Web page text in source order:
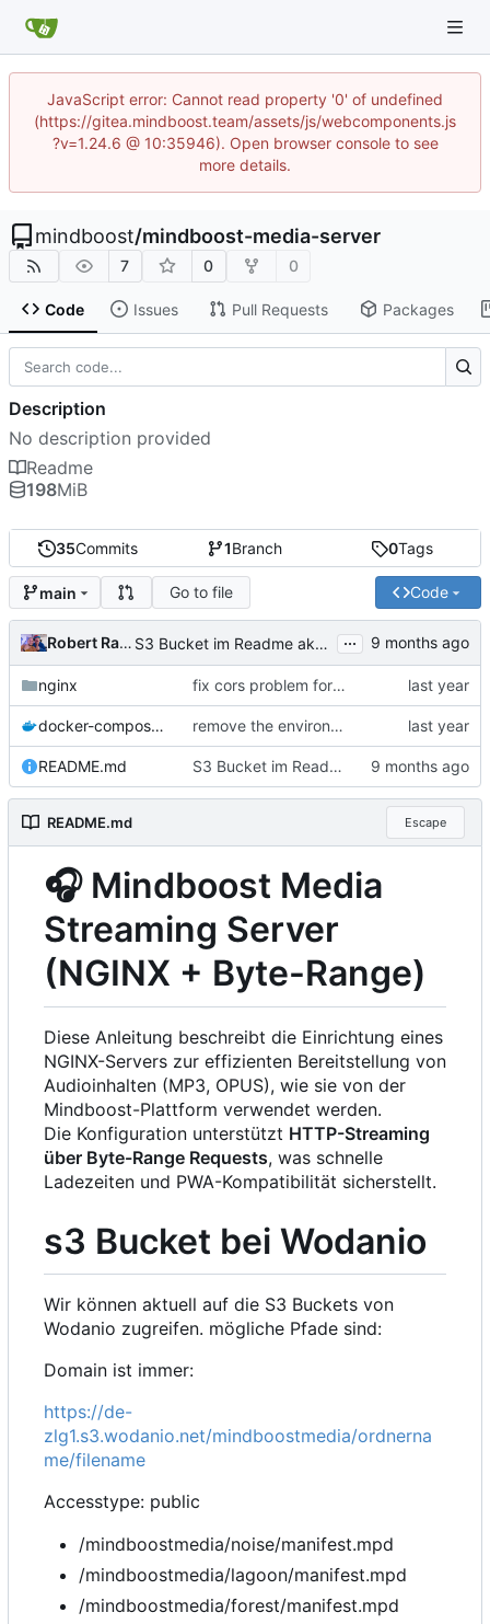
JavaScript error: Cannot read property '0' of undefined
(https://gitea.mindboost.team/assets/js/webcomponents.js
?v=1.24.6 @ 10:35946). Open browser console to see
more details.
mindboost/mindboost-media-server
7 0 0
Code Issues Pull Requests Packages
35Commits 1Branch 0Tags
main Go to file Code
Robert Rapp S3 Bucket im Readme aktualisiert. ...
nginx fix cors problem for fart
docker-compose.yml remove the environment configs as they never work
README.md S3 Bucket im Readme aktualisiert.
README.md Escape
🎧Mindboost Media
Streaming Server
(NGINX + Byte-Range)
Diese Anleitung beschreibt die Einrichtung eines
NGINX-Servers zur effizienten Bereitstellung von
Audioinhalten (MP3, OPUS), wie sie von der
Mindboost-Plattform verwendet werden.
Die Konfiguration unterstützt HTTP-Streaming
über Byte-Range Requests, was schnelle
Ladezeiten und PWA-Kompatibilität sicherstellt.
s3 Bucket bei Wodanio
Wir können aktuell auf die S3 Buckets von
Wodanio zugreifen. mögliche Pfade sind:
Domain ist immer:
https://de-
zlg1.s3.wodanio.net/mindboostmedia/ordnerna
me/filename
Accesstype: public
/mindboostmedia/noise/manifest.mpd
/mindboostmedia/lagoon/manifest.mpd
/mindboostmedia/forest/manifest.mpd
Description
No description provided
Readme
198MiB